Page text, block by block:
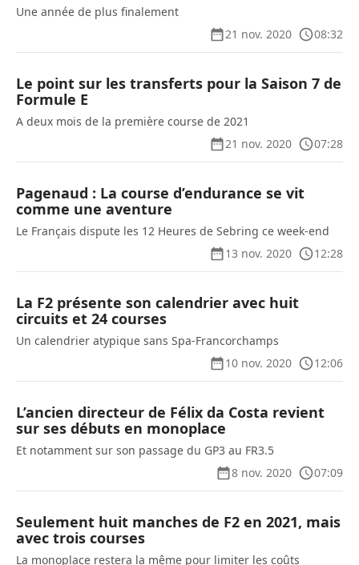
Une année de plus finalement
21 nov. 2020
08:32
Le point sur les transferts pour la Saison 7 de
Formule E
A deux mois de la première course de 2021
21 nov. 2020
07:28
Pagenaud : La course d’endurance se vit
comme une aventure
Le Français dispute les 12 Heures de Sebring ce week-end
13 nov. 2020
12:28
La F2 présente son calendrier avec huit
circuits et 24 courses
Un calendrier atypique sans Spa-Francorchamps
10 nov. 2020
12:06
L’ancien directeur de Félix da Costa revient
sur ses débuts en monoplace
Et notamment sur son passage du GP3 au FR3.5
8 nov. 2020
07:09
Seulement huit manches de F2 en 2021, mais
avec trois courses
La monoplace restera la même pour limiter les coûts